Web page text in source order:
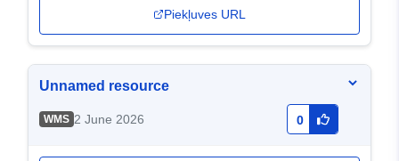
Piekļuves URL
Unnamed resource
WMS 2 June 2026 0